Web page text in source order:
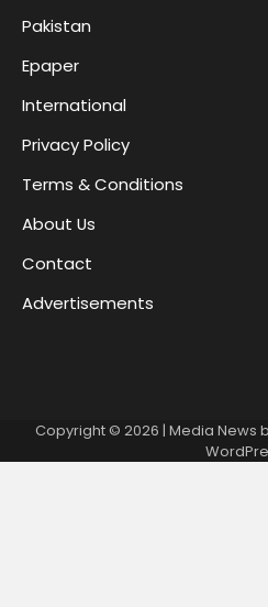
Pakistan
Epaper
International
Privacy Policy
Terms & Conditions
About Us
Contact
Advertisements
Copyright © 2026 | Media News